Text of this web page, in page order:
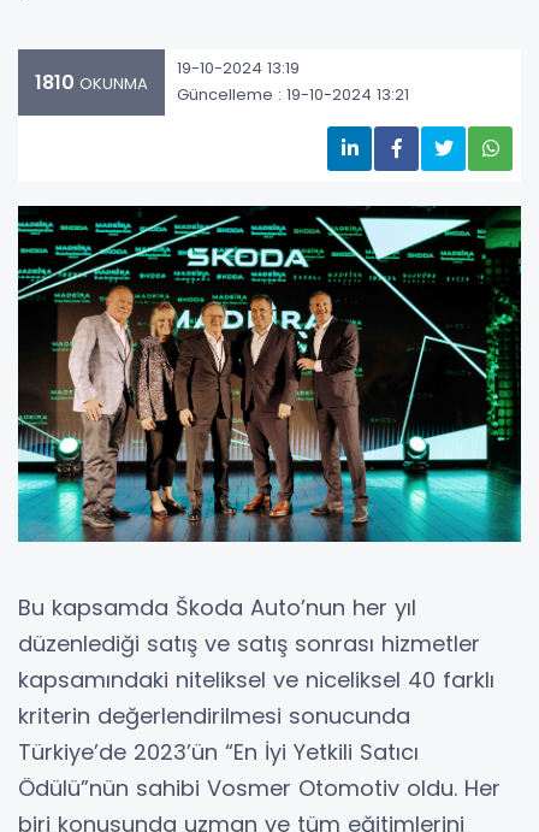
1810 OKUNMA
19-10-2024 13:19
Güncelleme : 19-10-2024 13:21
Bu kapsamda Škoda Auto’nun her yıl
düzenlediği satış ve satış sonrası hizmetler
kapsamındaki niteliksel ve niceliksel 40 farklı
kriterin değerlendirilmesi sonucunda
Türkiye’de 2023’ün “En İyi Yetkili Satıcı
Ödülü”nün sahibi Vosmer Otomotiv oldu. Her
biri konusunda uzman ve tüm eğitimlerini